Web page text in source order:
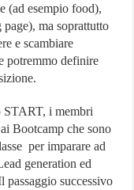
(ad esempio food),
ma soprattutto
e scambiare
potremmo definire
START, i membri
Bootcamp che sono
per imparare ad
generation ed
successivo